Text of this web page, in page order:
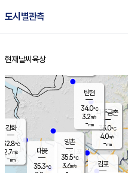
도시별관측
홈
현재날씨 육상
파주금촌
35.0℃
4.0m/s
-mm
대곶
35.3℃
탄현
34.0℃
3.2m/s
-mm
김포
양촌
35.5℃
3.6m/s
강화
32.8℃
2.7m/s
-mm